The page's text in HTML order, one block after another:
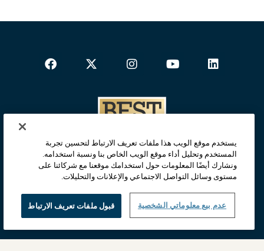
الصفحة الرئيسية
يستخدم موقع الويب هذا ملفات تعريف الارتباط لتحسين تجربة
المستخدم وتحليل أداء موقع الويب الخاص بنا ونسبة استخدامه.
ونشارك أيضًا المعلومات حول استخدامك موقعنا مع شركائنا على
مستوى وسائل التواصل الاجتماعي والإعلانات والتحليلات.
قبول ملفات تعريف الارتباط عدم بيع معلوماتي الشخصية